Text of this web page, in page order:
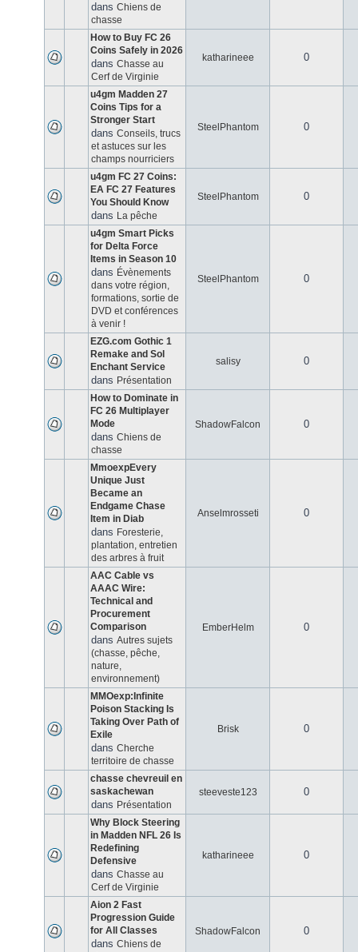
dans Chiens de
chasse
How to Buy FC 26
Coins Safely in 2026
dans Chasse au
Cerf de Virginie
katharineee 0
u4gm Madden 27
Coins Tips for a
Stronger Start
dans Conseils, trucs
et astuces sur les
champs nourriciers
SteelPhantom 0
u4gm FC 27 Coins:
EA FC 27 Features
You Should Know
dans La pêche
SteelPhantom 0
u4gm Smart Picks
for Delta Force
Items in Season 10
dans Évènements
dans votre région,
formations, sortie de
DVD et conférences
à venir !
SteelPhantom 0
EZG.com Gothic 1
Remake and Sol
Enchant Service
dans Présentation
salisy 0
How to Dominate in
FC 26 Multiplayer
Mode
dans Chiens de
chasse
ShadowFalcon 0
MmoexpEvery
Unique Just
Became an
Endgame Chase
Item in Diab
dans Foresterie,
plantation, entretien
des arbres à fruit
Anselmrosseti 0
AAC Cable vs
AAAC Wire:
Technical and
Procurement
Comparison
dans Autres sujets
(chasse, pêche,
nature,
environnement)
EmberHelm 0
MMOexp:Infinite
Poison Stacking Is
Taking Over Path of
Exile
dans Cherche
territoire de chasse
Brisk 0
chasse chevreuil en
saskachewan
dans Présentation
steeveste123 0
Why Block Steering
in Madden NFL 26 Is
Redefining
Defensive
dans Chasse au
Cerf de Virginie
katharineee 0
Aion 2 Fast
Progression Guide
for All Classes
dans Chiens de
ShadowFalcon 0